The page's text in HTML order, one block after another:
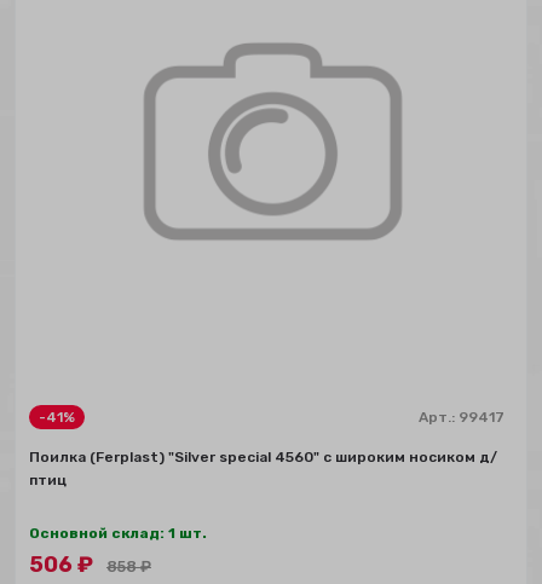
-41% Арт.: 99417
Поилка (Ferplast) "Silver special 4560" с широким носиком д/
птиц
Основной склад: 1 шт.
506 ₽ 858₽